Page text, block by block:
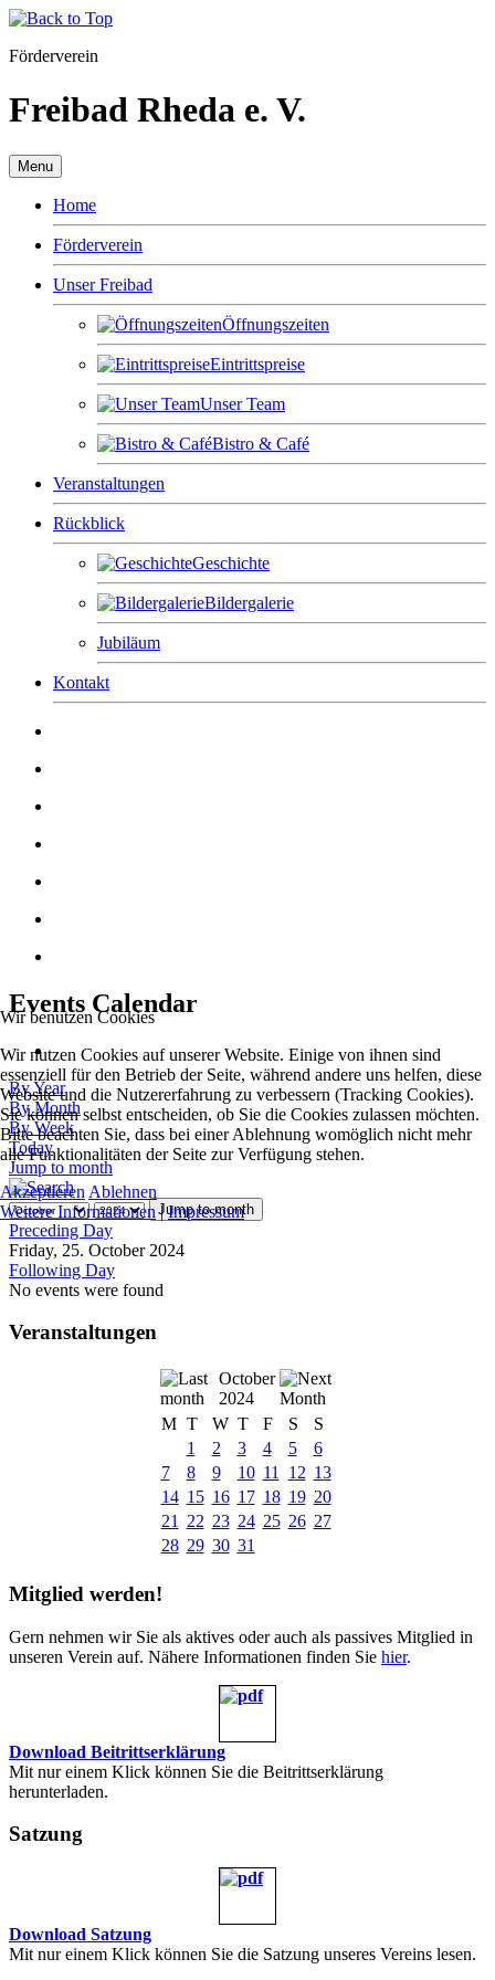
Förderverein
Freibad Rheda e. V.
Menu
Home
Förderverein
Unser Freibad
Öffnungszeiten
Eintrittspreise
Unser Team
Bistro & Café
Veranstaltungen
Rückblick
Geschichte
Bildergalerie
Jubiläum
Kontakt
Events Calendar
By Year
By Month
By Week
Today
Jump to month
Jump to month
Preceding Day
Friday, 25. October 2024
Following Day
No events were found
Veranstaltungen
October
2024
M T W T F S
S
1
2 3 4 5
6
7
8 9 10 11 12 13
14 15 16 17 18 19 20
21
22 23 24 25 26 27
28 29 30 31
Mitglied werden!
Gern nehmen wir Sie als aktives oder auch als passives Mitglied in
unseren Verein auf. Nähere Informationen finden Sie hier.
Download Beitrittserklärung
Mit nur einem Klick können Sie die Beitrittserklärung
herunterladen.
Satzung
Download Satzung
Mit nur einem Klick können Sie die Satzung unseres Vereins lesen.
Wir benutzen Cookies
Wir nutzen Cookies auf unserer Website. Einige von ihnen sind
essenziell für den Betrieb der Seite, während andere uns helfen, diese
Website und die Nutzererfahrung zu verbessern (Tracking Cookies).
Sie können selbst entscheiden, ob Sie die Cookies zulassen möchten.
Bitte beachten Sie, dass bei einer Ablehnung womöglich nicht mehr
alle Funktionalitäten der Seite zur Verfügung stehen.
Akzeptieren Ablehnen
Weitere Informationen|Impressum